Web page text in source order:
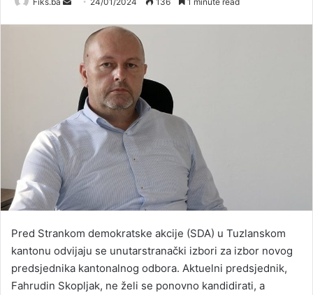
email
Pred Strankom demokratske akcije (SDA) u Tuzlanskom
kantonu odvijaju se unutarstranački izbori za izbor novog
predsjednika kantonalnog odbora. Aktuelni predsjednik,
Fahrudin Skopljak, ne želi se ponovno kandidirati, a